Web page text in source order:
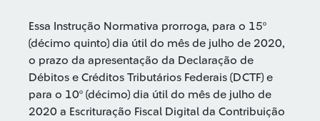
Essa Instrução Normativa prorroga, para o 15º
(décimo quinto) dia útil do mês de julho de 2020,
o prazo da apresentação da Declaração de
Débitos e Créditos Tributários Federais (DCTF) e
para o 10º (décimo) dia útil do mês de julho de
2020 a Escrituração Fiscal Digital da Contribuição